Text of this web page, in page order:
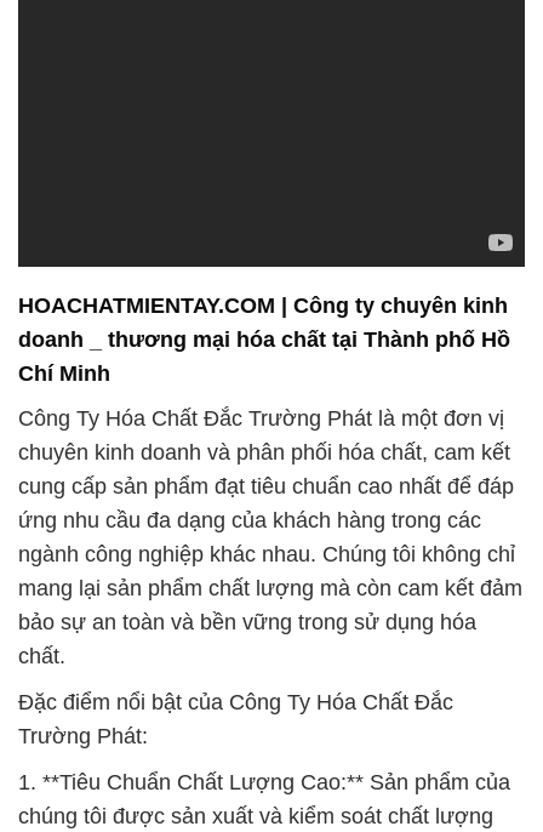
HOACHATMIENTAY.COM | Công ty chuyên kinh
doanh _ thương mại hóa chất tại Thành phố Hồ
Chí Minh
Công Ty Hóa Chất Đắc Trường Phát là một đơn vị
chuyên kinh doanh và phân phối hóa chất, cam kết
cung cấp sản phẩm đạt tiêu chuẩn cao nhất để đáp
ứng nhu cầu đa dạng của khách hàng trong các
ngành công nghiệp khác nhau. Chúng tôi không chỉ
mang lại sản phẩm chất lượng mà còn cam kết đảm
bảo sự an toàn và bền vững trong sử dụng hóa
chất.
Đặc điểm nổi bật của Công Ty Hóa Chất Đắc
Trường Phát:
1. **Tiêu Chuẩn Chất Lượng Cao:** Sản phẩm của
chúng tôi được sản xuất và kiểm soát chất lượng